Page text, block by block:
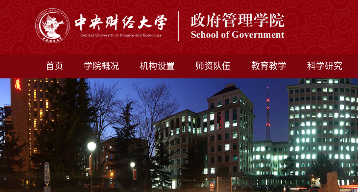
首页 学院概况 机构设置 师资队伍 教育教学 科学研究